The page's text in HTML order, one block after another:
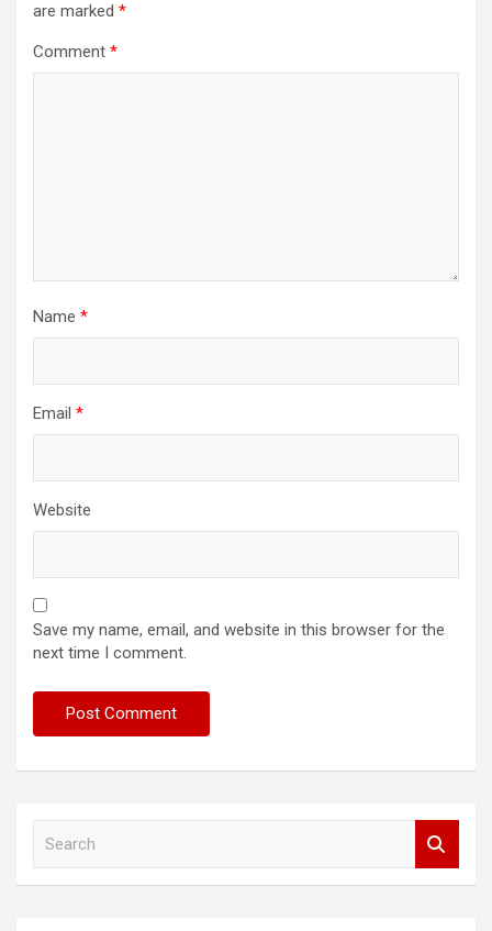
are marked *
Comment *
Name *
Email *
Website
Save my name, email, and website in this browser for the
next time I comment.